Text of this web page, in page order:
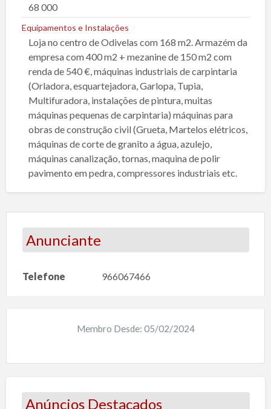
68 000
Equipamentos e Instalações
Loja no centro de Odivelas com 168 m2. Armazém da
empresa com 400 m2 + mezanine de 150 m2 com
renda de 540 €, máquinas industriais de carpintaria
(Orladora, esquartejadora, Garlopa, Tupia,
Multifuradora, instalações de pintura, muitas
máquinas pequenas de carpintaria) máquinas para
obras de construção civil (Grueta, Martelos elétricos,
máquinas de corte de granito a água, azulejo,
máquinas canalização, tornas, maquina de polir
pavimento em pedra, compressores industriais etc.
Anunciante
Telefone 966067466
Membro Desde: 05/02/2024
Anúncios Destacados